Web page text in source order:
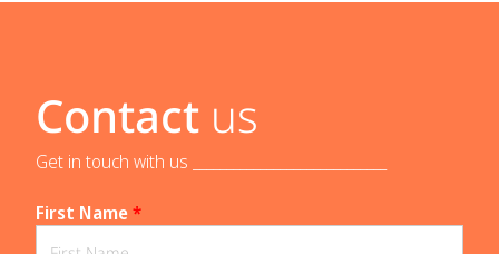
Contact us
Get in touch with us _____________________________
First Name*